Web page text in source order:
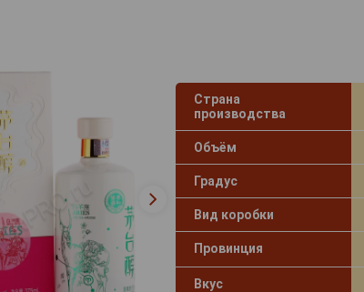
Страна
производства
Объём
Градус
Вид коробки
Провинция
Вкус